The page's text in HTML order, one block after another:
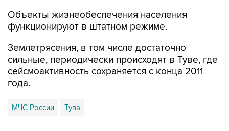
Объекты жизнеобеспечения населения
функционируют в штатном режиме.
Землетрясения, в том числе достаточно
сильные, периодически происходят в Туве, где
сейсмоактивность сохраняется с конца 2011
года.
МЧС России Тува